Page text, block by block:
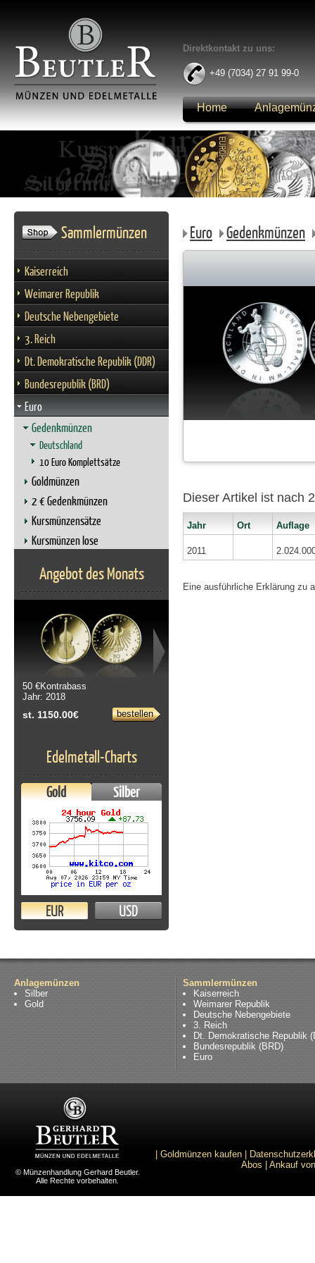
Direktkontakt zu uns:
+49 (7034) 27 91 99-0
Home
Anmelden
Sammlermünzen
Kaiserreich
Weimarer Republik
Deutsche Nebengebiete
3. Reich
Dt. Demokratische Republik (DDR)
Bundesrepublik (BRD)
Euro
Gedenkmünzen
Deutschland
10 Euro Komplettsätze
Goldmünzen
2 € Gedenkmünzen
Kursmünzensätze
Kursmünzen lose
Angebot des Monats
50 €Kontrabass
Jahr: 2018
st. 1150.00€ bestellen
Edelmetall-Charts
Gold Silber
EUR USD
Euro Gedenkmünzen
Dieser Artikel ist nach
Jahr Ort Auflage
2011
Eine ausführliche Erklärung zu
Anlagemünzen
Silber
Gold
Sammlermünzen
Kaiserreich
Weimarer Republik
Deutsche Nebengebiete
3. Reich
Dt. Demokratische Republik
Bundesrepublik (BRD)
Euro
© Münzenhandlung Gerhard Beutler.
Alle Rechte vorbehalten.
Goldmünzen kaufen
Abos
Ankauf